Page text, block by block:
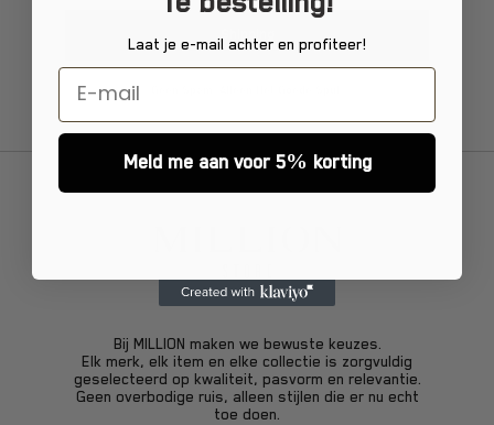
Bij MILLION maken we bewuste keuzes.
Elk merk, elk item en elke collectie is zorgvuldig
geselecteerd op kwaliteit, pasvorm en relevantie.
Geen overbodige ruis, alleen stijlen die er nu echt
toe doen.
Laat je e-mail achter en profiteer!
Meld me aan voor 5% korting